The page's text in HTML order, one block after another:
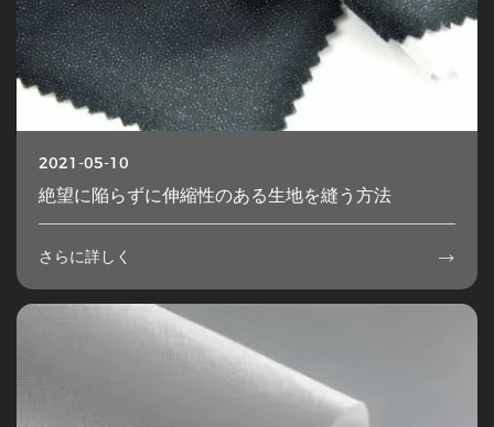
2021-05-10
絶望に陥らずに伸縮性のある生地を縫う方法
さらに詳しく 